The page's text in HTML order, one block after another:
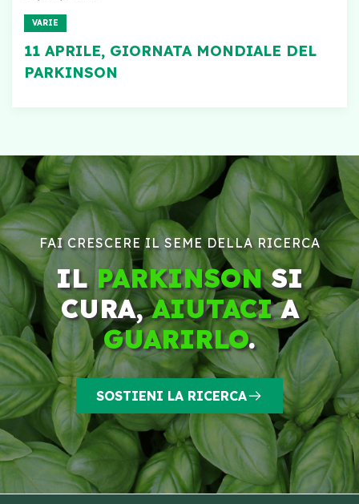
VARIE
11 APRILE, GIORNATA MONDIALE DEL
PARKINSON
FAI CRESCERE IL SEME DELLA RICERCA
ILPARKINSONSI
CURA,AIUTACIA
GUARIRLO.
SOSTIENI LA RICERCA